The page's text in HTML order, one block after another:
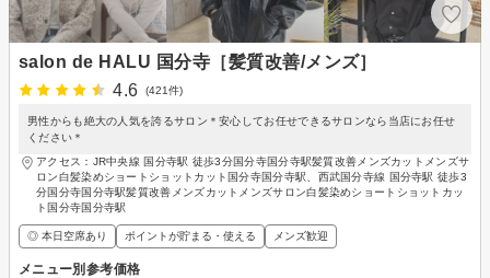
salon de HALU 国分寺［髪質改善/メンズ］
4.6
(421件)
男性からも絶大の人気を誇るサロン＊安心してお任せできるサロンなら当店にお任せ
ください＊
アクセス：JR中央線 国分寺駅 徒歩3分国分寺国分寺駅髪質改善メンズカットメンズサ
ロン白髪染めショートショットカット国分寺国分寺駅、西武国分寺線 国分寺駅 徒歩3
分国分寺国分寺駅髪質改善メンズカットメンズサロン白髪染めショートショットカッ
ト国分寺国分寺駅
◎ 本日空席あり ポイントが貯まる・使える メンズ歓迎
メニュー別参考価格